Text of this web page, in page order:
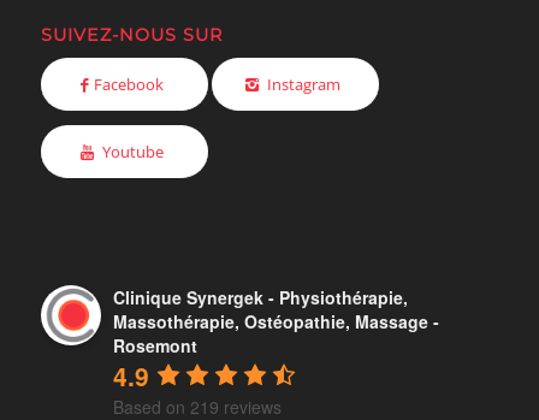
SUIVEZ-NOUS SUR
Facebook Instagram
Youtube
Clinique Synergek - Physiothérapie,
Massothérapie, Ostéopathie, Massage -
Rosemont
4.9
Based on 219 reviews